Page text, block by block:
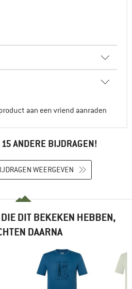
aan een vriend aanraden
ANDERE BIJDRAGEN!
WEERGEVEN
DIT BEKEKEN HEBBEN,
DAARNA